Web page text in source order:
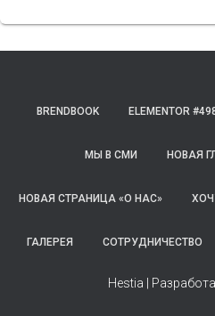
BRENDBOOK ELEMENTOR
МЫ В СМИ НОВАЯ
НОВАЯ СТРАНИЦА «О НАС»
ГАЛЕРЕЯ СОТРУДНИЧЕСТВО
Hestia |